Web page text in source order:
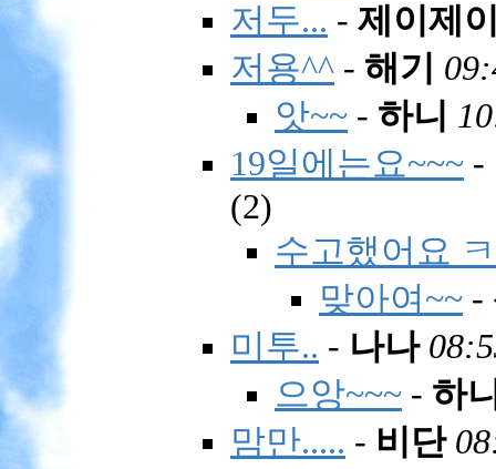
저두... - 제이제
저용^^ - 해기
앗~~ - 하니
19일에는요~~~ -
(2)
수고했어요
맞아여~~ -
미투.. - 나나
으앙~~~ - 하
맘만..... - 비단